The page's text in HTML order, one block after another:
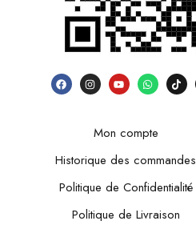
Mon compte
Historique des commandes
Politique de Confidentialité
Politique de Livraison